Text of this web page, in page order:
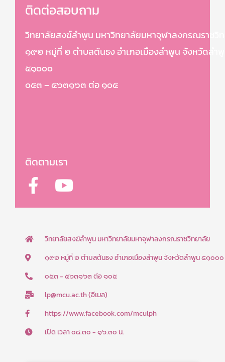
ติดต่อสอบถาม
วิทยาลัยสงฆ์ลำพูน มหาวิทยาลัยมหาจุฬาลงกรณราชวิ
๑๙๒ หมู่ที่ ๒ ตำบลต้นธง อำเภอเมืองลำพูน จังหวัดลำ
๕๑๐๐๐
๐๕๓ – ๕๖๓๑๖๓ ต่อ ๑๐๕
ติดตามเรา
F
a
c
b
-
Y
o
u
u
b
e
วิทยาลัยสงฆ์ลำพูน มหาวิทยาลัยมหาจุฬาลงกรณราชวิทยาลัย
๑๙๒ หมู่ที่ ๒ ตำบลต้นธง อำเภอเมืองลำพูน จังหวัดลำพูน ๕๑๐๐๐
๐๕๓ - ๕๖๓๑๖๓ ต่อ ๑๐๕
lp@mcu.ac.th (อีเมล)
https://www.facebook.com/mculph
เปิด เวลา ๐๘.๓๐ - ๑๖.๓๐ น.